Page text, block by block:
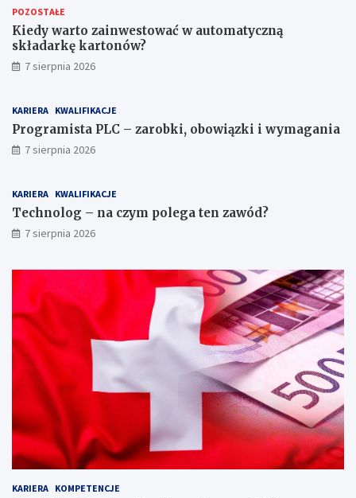
ć
w
a
u
t
m
a
t
y
n
ą
s
k
a
r
ę
o
n
ó
w
?
i
,
o
b
o
i
ą
z
k
w
y
m
a
a
a
POZOSTAŁE
Kiedy warto zainwestować w automatyczną
składarkę kartonów?
7 sierpnia 2026
KARIERA KWALIFIKACJE
Programista PLC – zarobki, obowiązki i wymagania
7 sierpnia 2026
KARIERA KWALIFIKACJE
Technolog – na czym polega ten zawód?
7 sierpnia 2026
KARIERA KOMPETENCJE